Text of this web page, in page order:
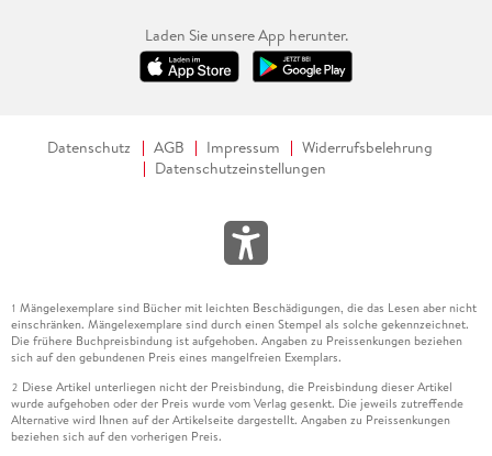
Laden Sie unsere App herunter.
Datenschutz AGB Impressum
Widerrufsbelehrung
Datenschutzeinstellungen
1 Mängelexemplare sind Bücher mit leichten Beschädigungen, die das Lesen aber nicht
einschränken. Mängelexemplare sind durch einen Stempel als solche gekennzeichnet.
Die frühere Buchpreisbindung ist aufgehoben. Angaben zu Preissenkungen beziehen
sich auf den gebundenen Preis eines mangelfreien Exemplars.
2 Diese Artikel unterliegen nicht der Preisbindung, die Preisbindung dieser Artikel
wurde aufgehoben oder der Preis wurde vom Verlag gesenkt. Die jeweils zutreffende
Alternative wird Ihnen auf der Artikelseite dargestellt. Angaben zu Preissenkungen
beziehen sich auf den vorherigen Preis.